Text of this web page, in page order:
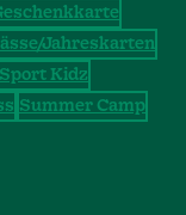
Jahreskarten
Sport Kidz
Summer Camp